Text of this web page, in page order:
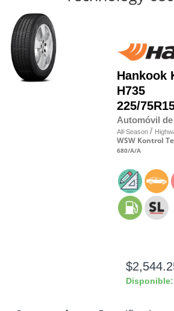
Hankook
H735
225/
Automóvil
All-Season /
WSW Kontrol
680/A/A